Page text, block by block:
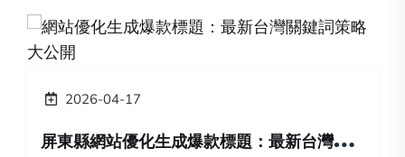
2026-04-17
屏
東縣網站優化生成爆款標題：最新台灣關鍵詞策略大公開